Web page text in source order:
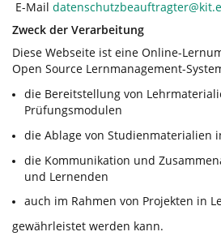
E-Mail
Zweck der Verarbeitung
Diese Webseite ist eine Online-
Open Source Lernmanagement-
die Bereitstellung von
Prüfungsmodulen
die Ablage von Studienmaterialien
die Kommunikation und
und Lernenden
auch im Rahmen von Projekten in
gewährleistet werden kann.